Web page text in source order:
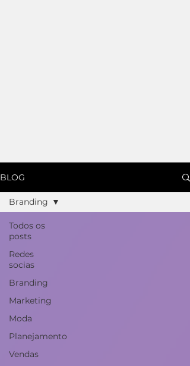
BLOG
Todos os
posts
Redes
socias
Branding
Marketing
Moda
Planejamento
Vendas
Branding